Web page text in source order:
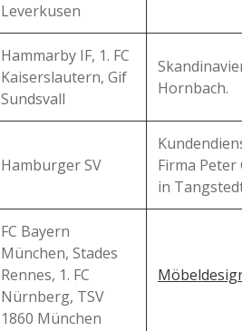
Leverkusen
Hammarby IF, 1. FC
Kaiserslautern, Gif
Sundsvall
Hornbach.
Hamburger SV
Firma
in
FC Bayern
München, Stades
Rennes, 1. FC
Nürnberg, TSV
1860 München